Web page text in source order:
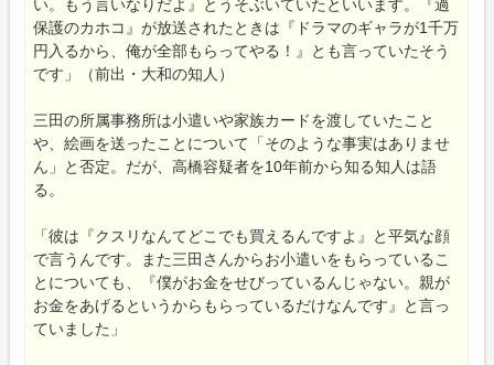
い。もう言いなりだよ』とうそぶいていたといいます。『過
保護のカホコ』が放送されたときは『ドラマのギャラが1千万
円入るから、俺が全部もらってやる！』とも言っていたそう
です」（前出・大和の知人）
三田の所属事務所は小遣いや家族カードを渡していたこと
や、絵画を送ったことについて「そのような事実はありませ
ん」と否定。だが、高橋容疑者を10年前から知る知人は語
る。
「彼は『クスリなんてどこでも買えるんですよ』と平気な顔
で言うんです。また三田さんからお小遣いをもらっているこ
とについても、『僕がお金をせびっているんじゃない。親が
お金をあげるというからもらっているだけなんです』と言っ
ていました」